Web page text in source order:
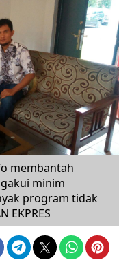
membantah
minim
program tidak
EKPRES